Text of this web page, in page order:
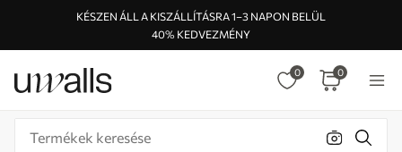
KÉSZEN ÁLL A KISZÁLLÍTÁSRA 1–3 NAPON BELÜL
40% KEDVEZMÉNY
0 0